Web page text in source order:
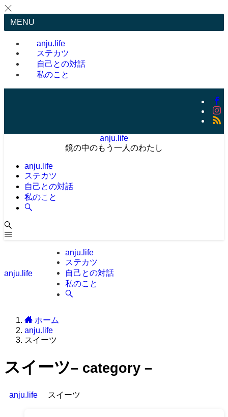
MENU
anju.life
ステカツ
自己との対話
私のこと
anju.life
鏡の中のもう一人のわたし
anju.life
ステカツ
自己との対話
私のこと
anju.life
anju.life
ステカツ
自己との対話
私のこと
ホーム
anju.life
スイーツ
スイーツ– category –
anju.life スイーツ